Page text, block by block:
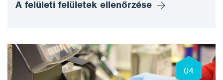
A felületi felületek ellenőrzése
04